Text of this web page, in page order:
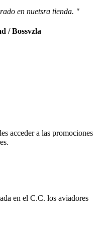
en nuetsra tienda. "
/ Bossvzla
acceder a las promociones
en el C.C. los aviadores